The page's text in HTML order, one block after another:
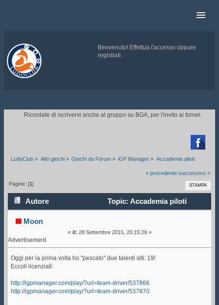
Benvenuto! Effettua l'accesso oppure
registrati.
.
Ricordate di iscrivervi anche al gruppo su BGA, per l'invito ai tornei.

LudoClub » Altri giochi» Giochi da Forum» iGP Manager » Accademia piloti
« precedente successivo »
STAMPA
Pagine: [1]
Autore
Topic: Accademia piloti
(Letto 85286 volte)
Moon
« il: 28 Settembre 2015, 20:15:26 »
Advertisement
Oggi per la prima volta ho "pescato" due talenti alti: 19!
Eccoli licenziati:
http://igpmanager.com/play/?url=team-driver/537866
http://igpmanager.com/play/?url=team-driver/537870